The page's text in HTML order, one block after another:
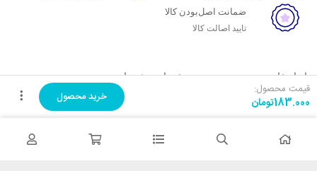
قیمت محصول:
تومان183.000 خرید محصول
ضمانت اصل‌بودن کالا
تایید اصالت کالا
با ماه خانوم
اتاق خبر ماه خانوم
همکاری با سازمان‌ها
خدمات مشتریان
پاسخ به پرسش‌های متداول
شرایط استفاده